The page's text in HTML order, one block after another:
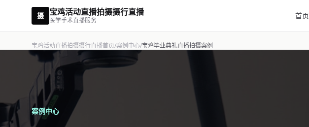
摄 宝鸡活动直播拍摄摄行直播
医学手术直播服务
首页
宝鸡活动直播拍摄摄行直播首页/案例中心/宝鸡毕业典礼直播拍摄案例
案例中心